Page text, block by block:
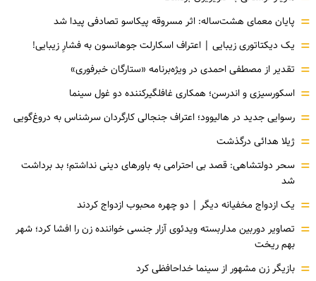
= پایان معمای هشت‌ساله: اثر مسروقه پیکاسو تصادفی پیدا شد
= یک دیکتاتوری زیبایی | اعتراف اسکارلت جوهانسون به فشارِ زیبایی!
= تقدیر از مصطفی احمدی در ویژه‌برنامه «ستارگان خبرفوری»
= اسکورسیزی و اندرسن؛ همکاری غافلگیرکننده دو غول سینما
= رسوایی جدید در هالیوود؛ اعتراف جنجالی کارگردان سرشناس به دروغ‌گویی
= ژیلا هدائی درگذشت
= سحر دولتشاهی: قصد بی احترامی به باورهای دینی نداشتم؛ بد برداشت
شد
= یک ازدواج مخفیانه دیگر | دو چهره محبوب ازدواج کردند
= تصاویر دوربین مداربسته ویدئوی آزار جنسی خواننده زن را افشا کرد؛ شهر
بهم ریخت
= بازیگر زن مشهور از سینما خداحافظی کرد